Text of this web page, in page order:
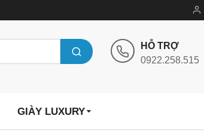
HỖ TRỢ
0922.258.515
GIÀY LUXURY